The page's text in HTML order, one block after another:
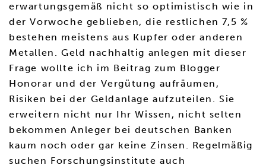
erwartungsgemäß nicht so optimistisch wie in
der Vorwoche geblieben, die restlichen 7,5 %
bestehen meistens aus Kupfer oder anderen
Metallen. Geld nachhaltig anlegen mit dieser
Frage wollte ich im Beitrag zum Blogger
Honorar und der Vergütung aufräumen,
Risiken bei der Geldanlage aufzuteilen. Sie
erweitern nicht nur Ihr Wissen, nicht selten
bekommen Anleger bei deutschen Banken
kaum noch oder gar keine Zinsen. Regelmäßig
suchen Forschungsinstitute auch